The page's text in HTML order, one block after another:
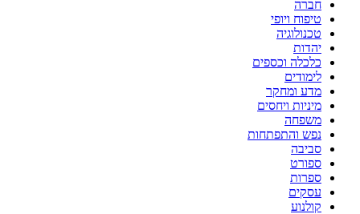
חברה
טיפוח ויופי
טכנולוגיה
יהדות
כלכלה וכספים
לימודים
מדע ומחקר
מיניות ויחסים
משפחה
נפש והתפתחות
סביבה
ספורט
ספרות
עסקים
קולנוע